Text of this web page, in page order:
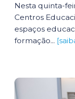
Nesta quinta-
Centros
espaços
formação...